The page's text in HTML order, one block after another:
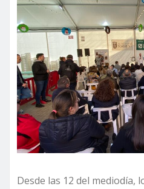
Desde las 12 del mediodía,